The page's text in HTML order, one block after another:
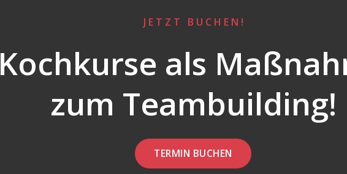
J E T Z T B U C H E N !
Kochkurse als
zum Teambuilding!
TERMIN BUCHEN